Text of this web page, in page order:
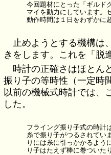
今回題材にとった「ギルド
マイを動力にしています。
動作時間は１日をわずかに
止めようとする機構は
きをします。これを「脱
時計の正確さはほとん
振り子の等時性（一定時
以前の機械式時計では、
した。
フライング振り子式の時計
糸で振り子がつるされてい
りには糸に引っかかるよう
り子はたえず棒に巻ついた